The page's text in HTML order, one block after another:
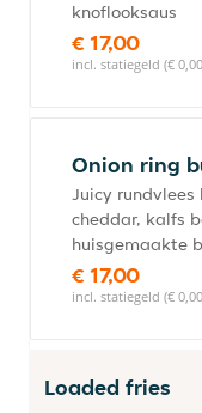
knoflooksaus
€ 17,00
incl. statiegeld (€
Onion ring
Juicy
cheddar, kalfs
huisgemaakte
€ 17,00
incl. statiegeld (€
Loaded fries